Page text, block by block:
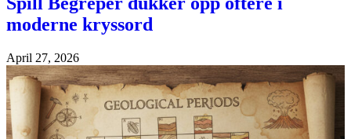
moderne kryssord
April 27, 2026